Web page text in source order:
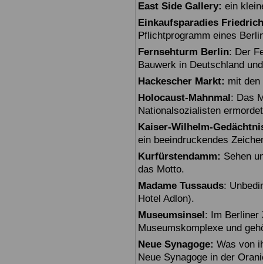
East Side Gallery: ein
Einkaufsparadies
Pflichtprogramm eines
Fernsehturm Berlin: Der
Bauwerk in Deutschland
Hackescher Markt: mit
Holocaust-Mahnmal : Das
Nationalsozialisten
Kaiser-Wilhelm-
ein beeindruckendes
Kurfürstendamm: Sehen
das Motto.
Madame Tussauds:
Hotel Adlon).
Museumsinsel : Im Berliner
Museumskomplexe und
Neue Synagoge: Was von
Neue Synagoge in der